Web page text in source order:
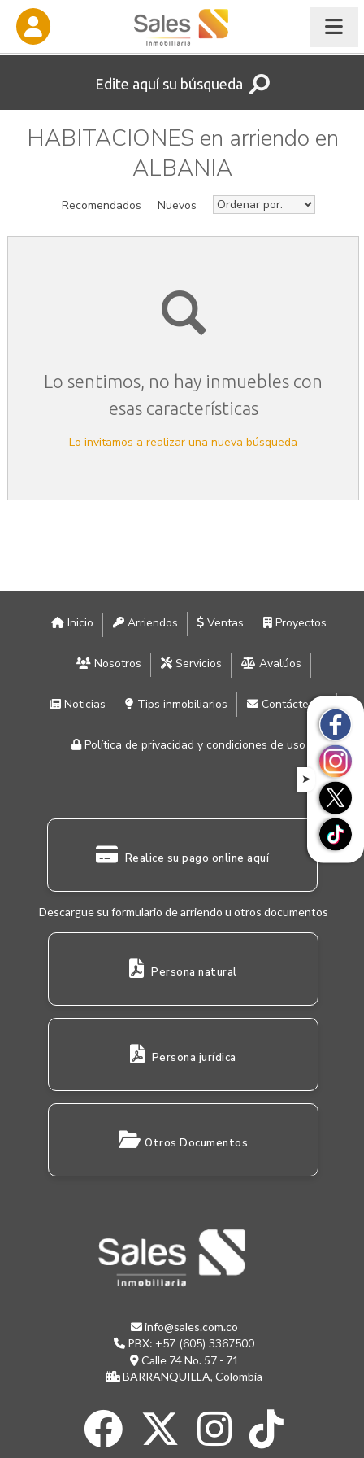
Edite aquí su búsqueda
HABITACIONES en arriendo en
ALBANIA
Recomendados Nuevos
Lo sentimos, no hay inmuebles con
esas características
Lo invitamos a realizar una nueva búsqueda
Inicio Arriendos Ventas Proyectos
Nosotros Servicios Avalúos
Noticias Tips inmobiliarios Contáctenos
Política de privacidad y condiciones de uso
Realice su pago online aquí
Descargue su formulario de arriendo u otros documentos
Persona natural
Persona jurídica
Otros Documentos
info@sales.com.co
PBX: +57 (605) 3367500
Calle 74 No. 57 - 71
BARRANQUILLA, Colombia
➤